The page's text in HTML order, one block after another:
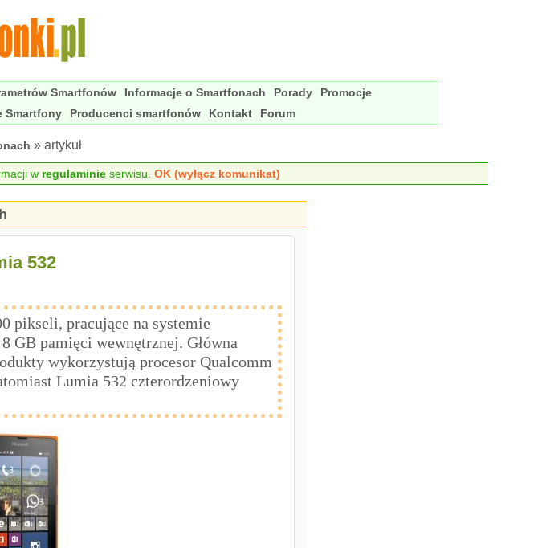
Smartfonów Informacje o Smartfonach Porady
Promocje
Smartfony Producenci smartfonów Kontakt Forum
» artykuł
w regulaminieserwisu. OK (wyłącz komunikat)
532
pikseli, pracujące na systemie
GB pamięci wewnętrznej. Główna
wykorzystują procesor Qualcomm
Lumia 532 czterordzeniowy